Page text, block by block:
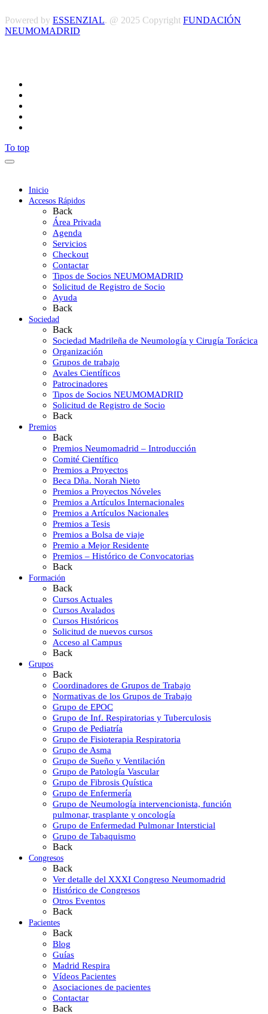
Powered by ESSENZIAL. @ 2025 Copyright FUNDACIÓN
NEUMOMADRID
To top
Inicio
Accesos Rápidos
Back
Área Privada
Agenda
Servicios
Checkout
Contactar
Tipos de Socios NEUMOMADRID
Solicitud de Registro de Socio
Ayuda
Back
Sociedad
Back
Sociedad Madrileña de Neumología y Cirugía Torácica
Organización
Grupos de trabajo
Avales Científicos
Patrocinadores
Tipos de Socios NEUMOMADRID
Solicitud de Registro de Socio
Back
Premios
Back
Premios Neumomadrid – Introducción
Comité Científico
Premios a Proyectos
Beca Dña. Norah Nieto
Premios a Proyectos Nóveles
Premios a Artículos Internacionales
Premios a Artículos Nacionales
Premios a Tesis
Premios a Bolsa de viaje
Premio a Mejor Residente
Premios – Histórico de Convocatorias
Back
Formación
Back
Cursos Actuales
Cursos Avalados
Cursos Históricos
Solicitud de nuevos cursos
Acceso al Campus
Back
Grupos
Back
Coordinadores de Grupos de Trabajo
Normativas de los Grupos de Trabajo
Grupo de EPOC
Grupo de Inf. Respiratorias y Tuberculosis
Grupo de Pediatría
Grupo de Fisioterapia Respiratoria
Grupo de Asma
Grupo de Sueño y Ventilación
Grupo de Patología Vascular
Grupo de Fibrosis Quística
Grupo de Enfermería
Grupo de Neumología intervencionista, función
pulmonar, trasplante y oncología
Grupo de Enfermedad Pulmonar Intersticial
Grupo de Tabaquismo
Back
Congresos
Back
Ver detalle del XXXI Congreso Neumomadrid
Histórico de Congresos
Otros Eventos
Back
Pacientes
Back
Blog
Guías
Madrid Respira
Vídeos Pacientes
Asociaciones de pacientes
Contactar
Back